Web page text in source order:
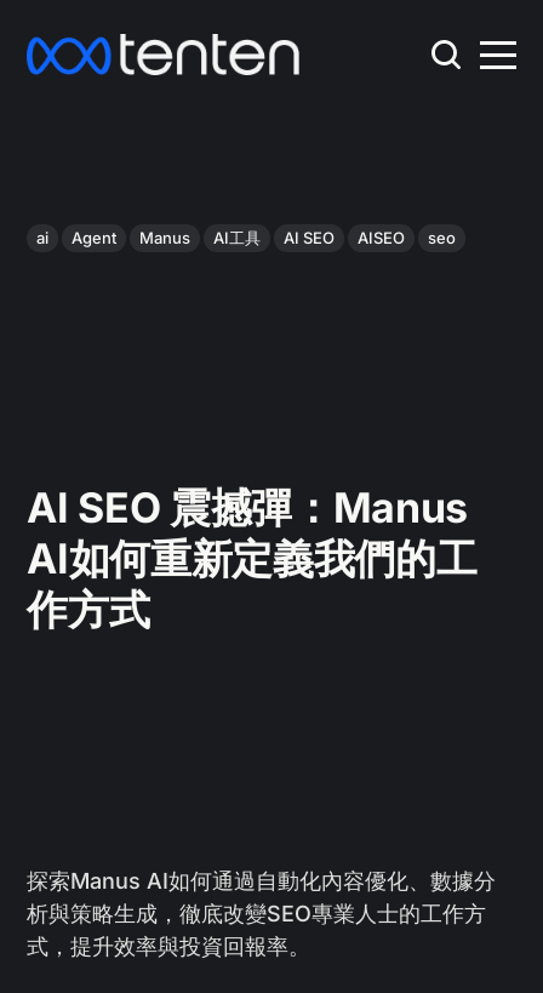
ai Agent Manus AI工具 AI SEO AISEO seo
AI SEO 震撼彈：Manus
AI如何重新定義我們的工
作方式
探索Manus AI如何通過自動化內容優化、數據分
析與策略生成，徹底改變SEO專業人士的工作方
式，提升效率與投資回報率。